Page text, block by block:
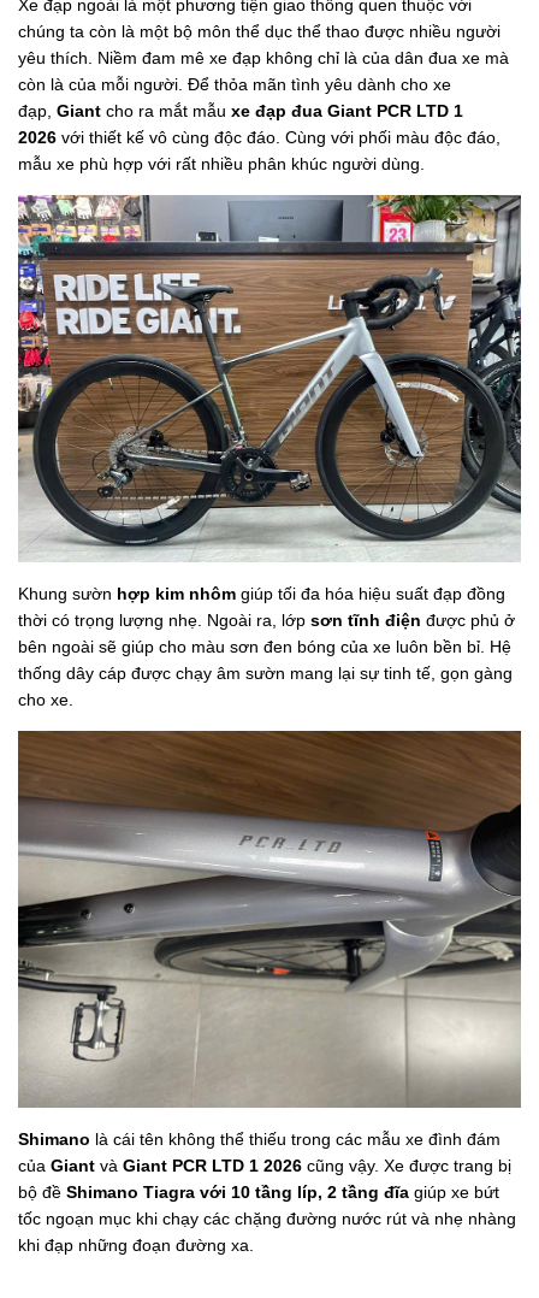
Xe đạp ngoài là một phương tiện giao thông quen thuộc với
chúng ta còn là một bộ môn thể dục thể thao được nhiều người
yêu thích. Niềm đam mê xe đạp không chỉ là của dân đua xe mà
còn là của mỗi người. Để thỏa mãn tình yêu dành cho xe
đạp, Giant cho ra mắt mẫu xe đạp đua Giant PCR LTD 1
2026 với thiết kế vô cùng độc đáo. Cùng với phối màu độc đáo,
mẫu xe phù hợp với rất nhiều phân khúc người dùng.
Khung sườn hợp kim nhôm giúp tối đa hóa hiệu suất đạp đồng
thời có trọng lượng nhẹ. Ngoài ra, lớp sơn tĩnh điện được phủ ở
bên ngoài sẽ giúp cho màu sơn đen bóng của xe luôn bền bỉ. Hệ
thống dây cáp được chạy âm sườn mang lại sự tinh tế, gọn gàng
cho xe.
Shimano là cái tên không thể thiếu trong các mẫu xe đình đám
của Giant và Giant PCR LTD 1 2026 cũng vậy. Xe được trang bị
bộ đề Shimano Tiagra với 10 tầng líp, 2 tầng đĩa giúp xe bứt
tốc ngoạn mục khi chạy các chặng đường nước rút và nhẹ nhàng
khi đạp những đoạn đường xa.